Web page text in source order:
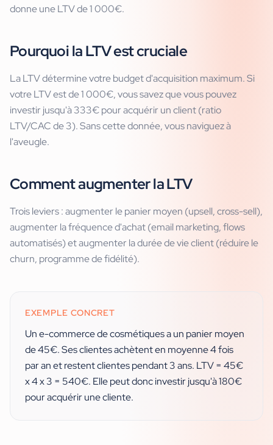
donne une LTV de 1 000€.
Pourquoi la LTV est cruciale
La LTV détermine votre budget d'acquisition maximum. Si
votre LTV est de 1 000€, vous savez que vous pouvez
investir jusqu'à 333€ pour acquérir un client (ratio
LTV/CAC de 3). Sans cette donnée, vous naviguez à
l'aveugle.
Comment augmenter la LTV
Trois leviers : augmenter le panier moyen (upsell, cross-sell),
augmenter la fréquence d'achat (email marketing, flows
automatisés) et augmenter la durée de vie client (réduire le
churn, programme de fidélité).
EXEMPLE CONCRET
Un e-commerce de cosmétiques a un panier moyen
de 45€. Ses clientes achètent en moyenne 4 fois
par an et restent clientes pendant 3 ans. LTV = 45€
x 4 x 3 = 540€. Elle peut donc investir jusqu'à 180€
pour acquérir une cliente.